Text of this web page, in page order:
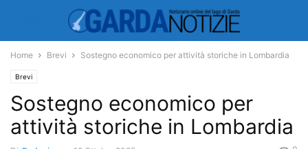
Home Brevi Sostegno economico per attività storiche in Lombardia
Brevi
Sostegno economico per
attività storiche in Lombardia